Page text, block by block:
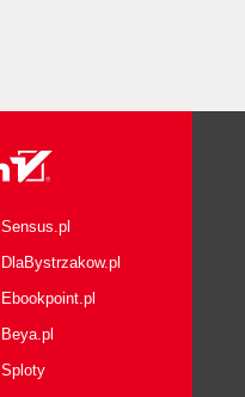
Sensus.pl
DlaBystrzakow.pl
Ebookpoint.pl
Beya.pl
Sploty